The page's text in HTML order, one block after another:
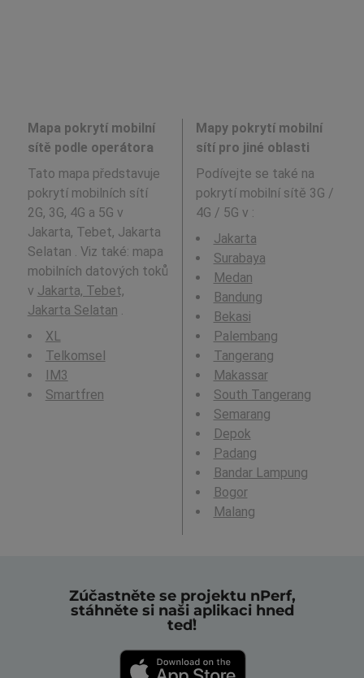
Mapa pokrytí mobilní
sítě podle operátora
Tato mapa představuje
pokrytí mobilních sítí
2G, 3G, 4G a 5G v
Jakarta, Tebet, Jakarta
Selatan . Viz také: mapa
mobilních datových toků
v Jakarta, Tebet,
Jakarta Selatan .
XL
Telkomsel
IM3
Smartfren
Mapy pokrytí mobilní
sítí pro jiné oblasti
Podívejte se také na
pokrytí mobilní sítě 3G /
4G / 5G v :
Jakarta
Surabaya
Medan
Bandung
Bekasi
Palembang
Tangerang
Makassar
South Tangerang
Semarang
Depok
Padang
Bandar Lampung
Bogor
Malang
Zúčastněte se projektu nPerf,
stáhněte si naši aplikaci hned
teď!